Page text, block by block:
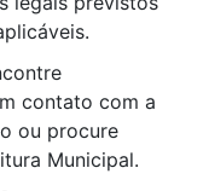
contato com a
ou procure
Municipal.